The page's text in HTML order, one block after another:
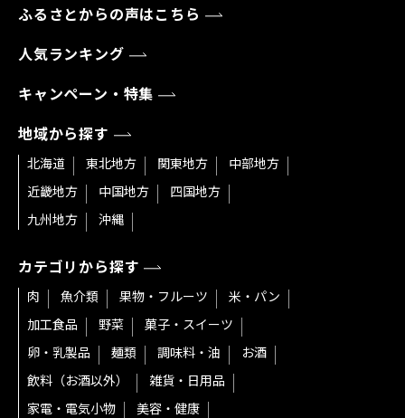
ふるさとからの声はこちら
人気ランキング
キャンペーン・特集
地域から探す
北海道 東北地方 関東地方
中部地方
近畿地方
中国地方
四国地方
九州地方
沖縄
カテゴリから探す
肉 魚介類 果物・フルーツ
米・パン
加工食品
野菜
菓子・スイーツ
卵・乳製品
麺類 調味料・油
お酒
飲料（お酒以外）
雑貨・日用品
家電・電気小物
美容・健康